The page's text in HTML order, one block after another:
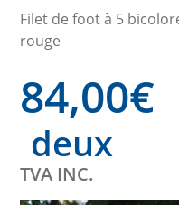
Filet de foot à 5
rouge
84,00€
deux
TVA INC.